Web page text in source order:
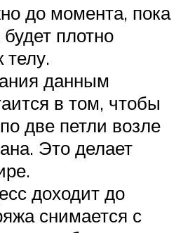
до момента, пока
плотно
телу.
данным
в том, чтобы
две петли возле
Это делает
доходит до
снимается с